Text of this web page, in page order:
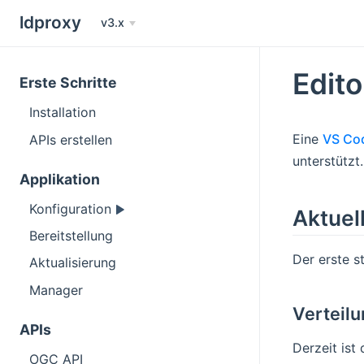
ldproxy v3.x
Erste Schritte
Installation
APIs erstellen
Applikation
Konfiguration
Bereitstellung
Aktualisierung
Manager
APIs
OGC API
Eine VS
unterstützt.
Der erste
Derzeit ist